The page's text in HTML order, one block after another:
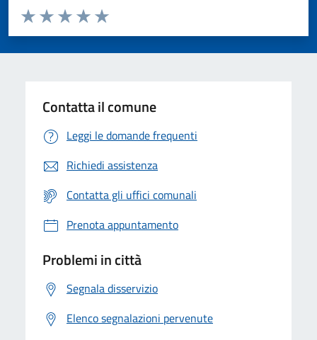
Valuta da 1 a 5 stelle la pagina
Valuta 5 stelle su 5
Valuta 4 stelle su 5
Valuta 3 stelle su 5
Valuta 2 stelle su 5
Valuta 1 stelle su 5
Contatta il comune
Leggi le domande frequenti
Richiedi assistenza
Contatta gli uffici comunali
Prenota appuntamento
Problemi in città
Segnala disservizio
Elenco segnalazioni pervenute